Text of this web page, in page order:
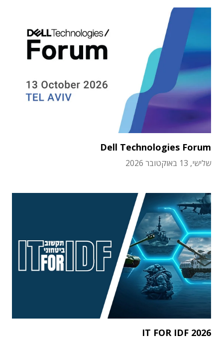
Dell Technologies Forum
שלישי, 13 באוקטובר 2026
IT FOR IDF 2026